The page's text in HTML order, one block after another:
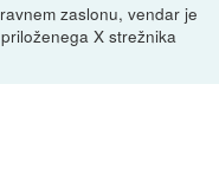
zaslonu, vendar je
X strežnika